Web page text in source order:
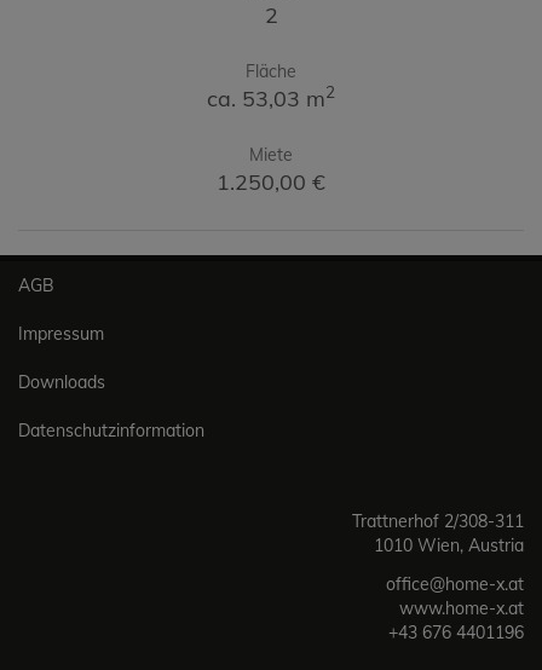
2
Fläche
ca. 53,03 m2
Miete
1.250,00 €
AGB
Impressum
Downloads
Datenschutzinformation
Trattnerhof 2/308-311
1010 Wien, Austria
office@home-x.at
www.home-x.at
+43 676 4401196